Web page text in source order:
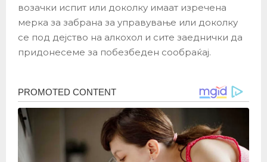
возачки испит или доколку имаат изречена
мерка за забрана за управување или доколку
се под дејство на алкохол и сите заеднички да
придонесеме за побезбеден сообраќај.